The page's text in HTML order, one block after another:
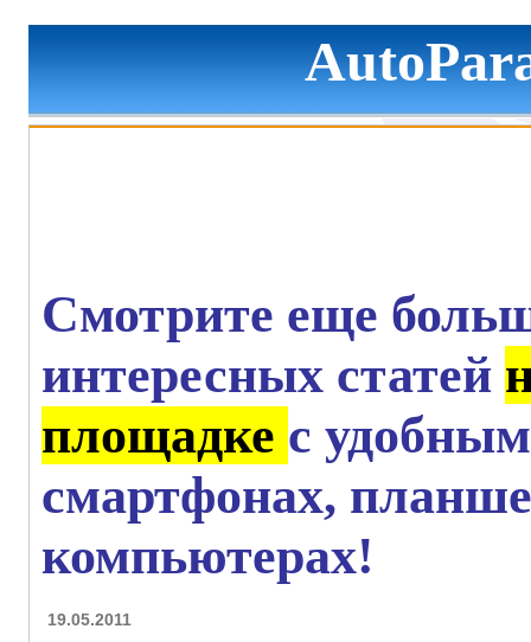
Смотрите еще
интересных статей
площадке с
смартфонах,
компьютерах!
19.05.2011